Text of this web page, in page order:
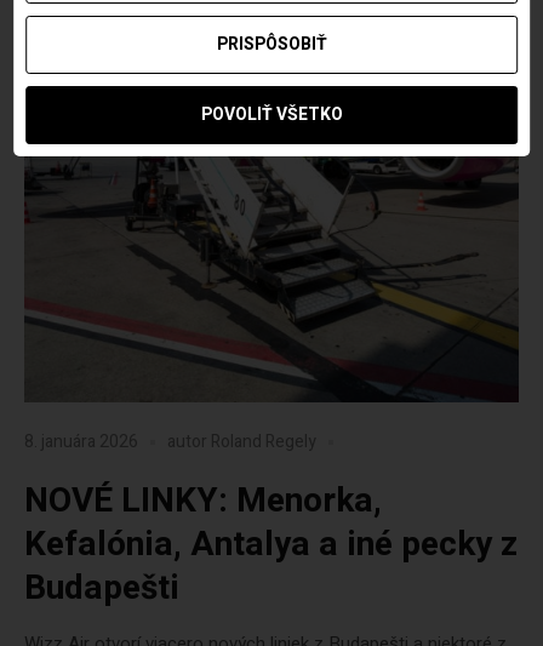
8. januára 2026 autor Roland Regely
NOVÉ LINKY: Menorka,
Kefalónia, Antalya a iné pecky z
Budapešti
PRISPÔSOBIŤ
POVOLIŤ VŠETKO